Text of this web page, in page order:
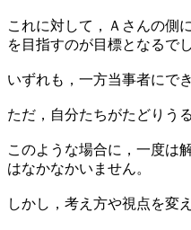
これに対して，Ａさんの側
を目指すのが目標となるで
いずれも，一方当事者にで
ただ，自分たちがたどりう
このような場合に，一度は
はなかなかいません。
しかし，考え方や視点を変